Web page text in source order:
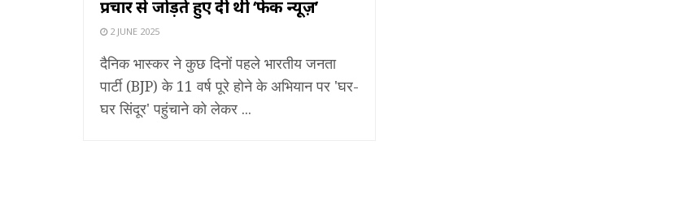
प्रचार से जोड़ते हुए दी थी ‘फेक न्यूज़’
2 JUNE 2025
दैनिक भास्कर ने कुछ दिनों पहले भारतीय जनता
पार्टी (BJP) के 11 वर्ष पूरे होने के अभियान पर 'घर-
घर सिंदूर' पहुंचाने को लेकर ...